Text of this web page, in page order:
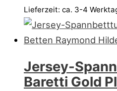
Lieferzeit: ca. 3-4
Jersey-
Baretti Gold